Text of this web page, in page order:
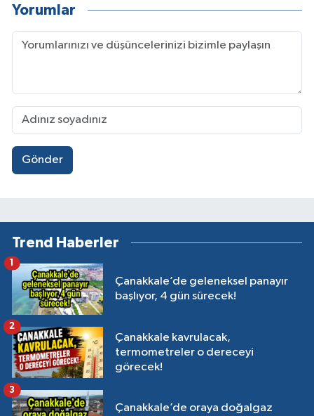
Yorumlar
Gönder
Trend Haberler
Çanakkale’de geleneksel panayır
başlıyor, 4 gün sürecek!
1
Çanakkale kavrulacak,
termometreler o dereceyi
görecek!
2
Çanakkale’de oraya doğalgaz
3